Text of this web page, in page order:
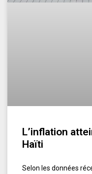
L’inflation
Haïti
Selon les données